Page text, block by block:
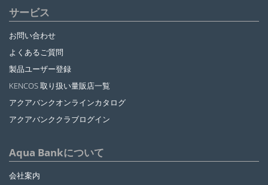
サービス
お問い合わせ
よくあるご質問
製品ユーザー登録
KENCOS 取り扱い量販店一覧
アクアバンクオンラインカタログ
アクアバンククラブログイン
Aqua Bankについて
会社案内